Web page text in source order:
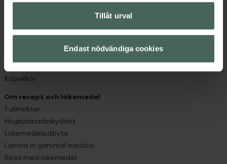
Tillåt urval
Endast nödvändiga cookies
Hitta apotek
Leverans, betalning och retur
Sajtens tillgänglighet
App
Köpvillkor
Om recept och läkemedel
Fullmakter
Högkostnadsskyddet
Läkemedelsutbyte
Lämna in gammal medicin
Resa med läkemedel